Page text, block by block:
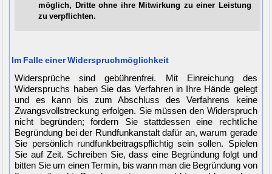
möglich, Dritte ohne ihre Mitwirkung zu einer Leistung
zu verpflichten.
Im Falle einer Widerspruchmöglichkeit
Widersprüche sind gebührenfrei. Mit Einreichung des
Widerspruchs haben Sie das Verfahren in Ihre Hände gelegt
und es kann bis zum Abschluss des Verfahrens keine
Zwangsvollstreckung erfolgen. Sie müssen den Widerspruch
nicht begründen; fordern Sie stattdessen eine rechtliche
Begründung bei der Rundfunkanstalt dafür an, warum gerade
Sie persönlich rundfunkbeitragspflichtig sein sollen. Spielen
Sie auf Zeit. Schreiben Sie, dass eine Begründung folgt und
bitten Sie um einen Termin, bis wann man die Begründung von